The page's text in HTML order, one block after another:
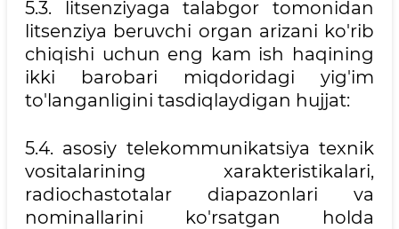
5.3. litsenziyaga talabgor tomonidan
litsenziya beruvchi organ arizani ko'rib
chiqishi uchun eng kam ish haqining
ikki barobari miqdoridagi yig'im
to'langanligini tasdiqlaydigan hujjat:
5.4. asosiy telekommunikatsiya texnik
vositalarining xarakteristikalari,
radiochastotalar diapazonlari va
nominallarini ko'rsatgan holda